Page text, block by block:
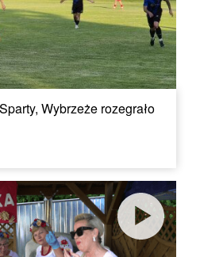
Wybrzeże rozegrało